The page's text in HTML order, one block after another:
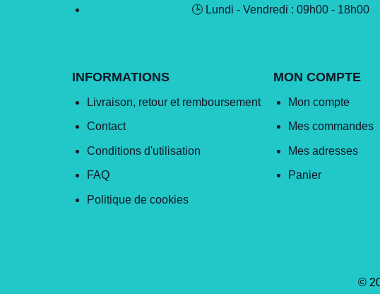
🕒 Lundi - Vendredi : 09h00 - 18h00
INFORMATIONS
Livraison, retour et remboursement
Contact
Conditions d'utilisation
FAQ
Politique de cookies
MON COMPTE
Mon compte
Mes commandes
Mes adresses
Panier
©